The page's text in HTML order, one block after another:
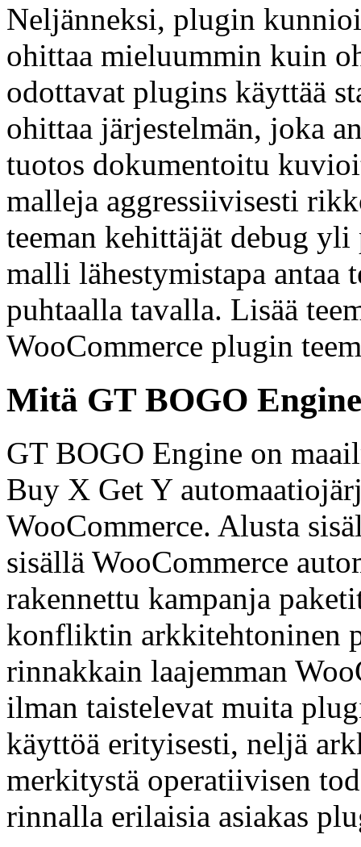
Neljänneksi, plugin
ohittaa mieluummin kuin
odottavat plugins käyttää
ohittaa järjestelmän, joka
tuotos dokumentoitu
malleja aggressiivisesti
teeman kehittäjät debug
malli lähestymistapa antaa
puhtaalla tavalla. Lisää
WooCommerce plugin
Mitä GT BOGO
GT BOGO Engine on
Buy X Get Y
WooCommerce. Alusta
sisällä WooCommerce
rakennettu kampanja
konfliktin arkkitehtoninen
rinnakkain laajemman
ilman taistelevat muita
käyttöä erityisesti, neljä
merkitystä operatiivisen
rinnalla erilaisia asiakas